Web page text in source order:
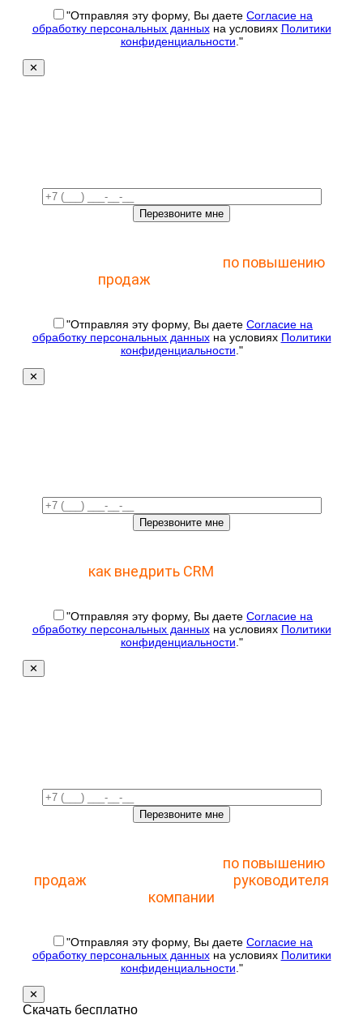
"Отправляя эту форму, Вы даете Согласие на
обработку персональных данныхна условиях Политики
конфиденциальности ."
✕
по повышению
продаж
"Отправляя эту форму, Вы даете Согласие на
обработку персональных данныхна условиях Политики
конфиденциальности ."
✕
как внедрить CRM
"Отправляя эту форму, Вы даете Согласие на
обработку персональных данныхна условиях Политики
конфиденциальности ."
✕
по повышению
продаж
руководителя
компании
"Отправляя эту форму, Вы даете Согласие на
обработку персональных данныхна условиях Политики
конфиденциальности ."
✕
Скачать бесплатно